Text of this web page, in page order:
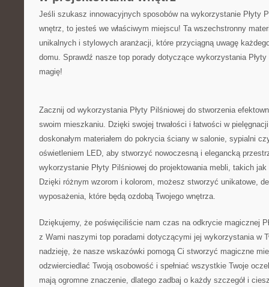
Jeśli szukasz innowacyjnych sposobów ‍na wykorzystanie Płyty
wnętrz, to jesteś we właściwym ‍miejscu! Ta wszechstronny
unikalnych ​i stylowych aranżacji, ⁢które przyciągną uwagę
domu. ⁣Sprawdź nasze ⁢top porady dotyczące wykorzystania
magię!
Zacznij od wykorzystania Płyty Pilśniowej do stworzenia
swoim mieszkaniu.⁤ Dzięki swojej trwałości i łatwości w
doskonałym ‌materiałem⁢ do pokrycia ściany‍ w salonie, sypialni
oświetleniem⁣ LED, aby stworzyć⁣ nowoczesną i‍ elegancką
wykorzystanie ‍Płyty Pilśniowej do ‍projektowania mebli, takich
Dzięki różnym wzorom i kolorom, możesz stworzyć unikatowe,
wyposażenia, które‌ będą ozdobą Twojego wnętrza.
Dziękujemy, ⁣że poświęciliście​ nam czas‍ na odkrycie magicznej
z Wami naszymi⁤ top poradami dotyczącymi jej wykorzystania ​w
nadzieję,​ że‍ nasze wskazówki pomogą Ci stworzyć‌ magiczne
odzwierciedlać Twoją ⁣osobowość i spełniać wszystkie Twoje
mają ogromne znaczenie, dlatego zadbaj o każdy szczegół i‌